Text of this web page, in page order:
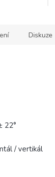
Diskuze
22°
/ vertikál